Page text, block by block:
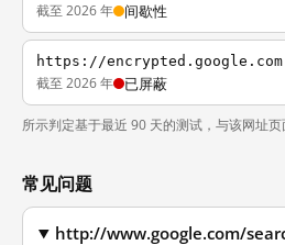
截至 2026 年 间歇性
https://encrypted.google.com
截至 2026 年 已屏蔽
所示判定基于最近 90 天的测试，与该网址页
常见问题
http://www.google.com/